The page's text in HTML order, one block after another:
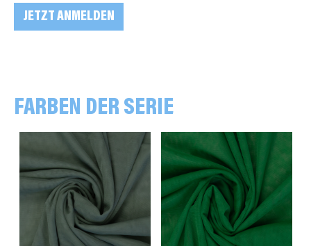
JETZT ANMELDEN
FARBEN DER SERIE